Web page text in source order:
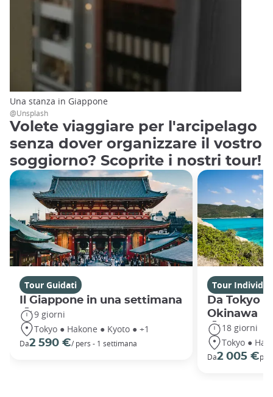
Una stanza in Giappone
@Unsplash
Volete viaggiare per l'arcipelago
senza dover organizzare il vostro
soggiorno? Scoprite i nostri tour!
Tour Guidati
Il Giappone in una settimana
9 giorni
Tokyo ● Hakone ● Kyoto ● +1
Da2 590 €/ pers - 1 settimana
Tour
Da Tokyo
Okinawa
18 giorni
Tokyo ●
Da2 005 €per